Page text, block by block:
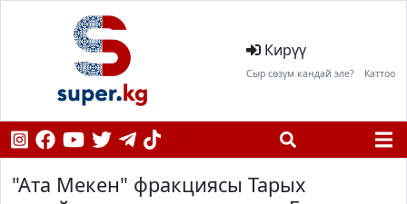
Кирүү
Сыр сөзүм кандай эле? Каттоо
"Ата Мекен" фракциясы Тарых